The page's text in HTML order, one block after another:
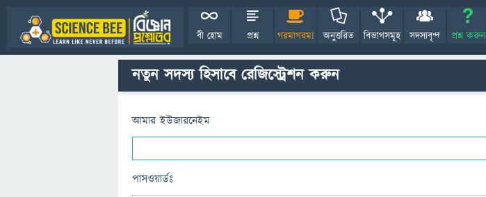
বী হোম প্রশ্ন গরমাগরম! অনুত্তরিত বিভাগসমূহ সদস্যবৃন্দ প্রশ্ন করুন
নতুন সদস্য হিসাবে রেজিস্ট্রেশন করুন
আমার ইউজারনেইম
পাসওয়ার্ডঃ